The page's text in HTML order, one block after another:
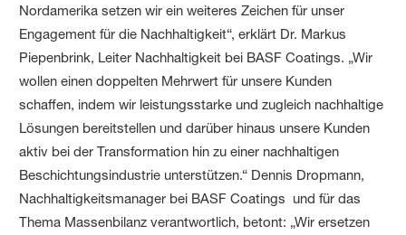
Nordamerika setzen wir ein weiteres Zeichen für unser
Engagement für die Nachhaltigkeit“, erklärt Dr. Markus
Piepenbrink, Leiter Nachhaltigkeit bei BASF Coatings. „Wir
wollen einen doppelten Mehrwert für unsere Kunden
schaffen, indem wir leistungsstarke und zugleich nachhaltige
Lösungen bereitstellen und darüber hinaus unsere Kunden
aktiv bei der Transformation hin zu einer nachhaltigen
Beschichtungsindustrie unterstützen.“ Dennis Dropmann,
Nachhaltigkeitsmanager bei BASF Coatings und für das
Thema Massenbilanz verantwortlich, betont: „Wir ersetzen